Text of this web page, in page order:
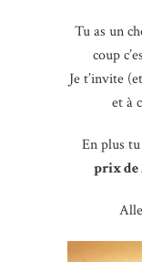
Tu as un
coup
Je t’invite
et à
En plus
prix de